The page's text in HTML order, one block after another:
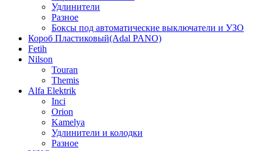
Удлинители
Разное
Боксы под автоматические выключатели и УЗО
Короб Пластиковый(Adal PANO)
Fetih
Nilson
Touran
Themis
Alfa Elektrik
Inci
Orion
Kamelya
Удлинители и колодки
Разное